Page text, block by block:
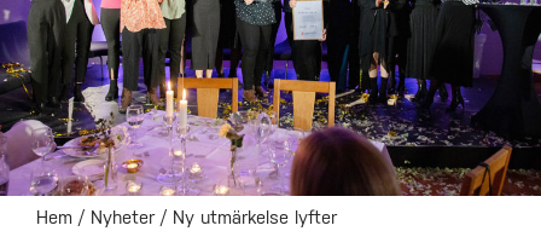
Hem / Nyheter/ Ny utmärkelse lyfter